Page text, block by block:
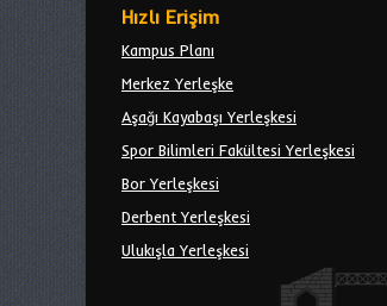
Hızlı Erişim
Kampus Planı
Merkez Yerleşke
Aşağı Kayabaşı Yerleşkesi
Spor Bilimleri Fakültesi Yerleşkesi
Bor Yerleşkesi
Derbent Yerleşkesi
Ulukışla Yerleşkesi